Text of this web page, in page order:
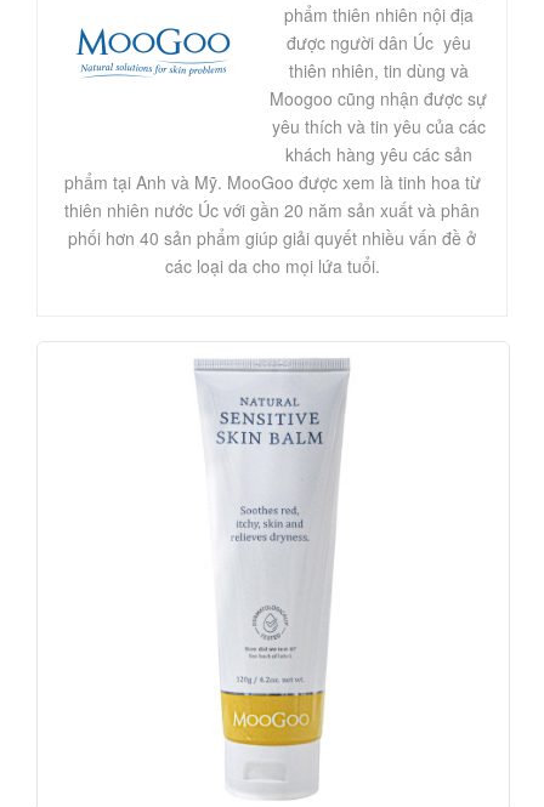
phẩm thiên nhiên nội địa
được người dân Úc yêu
thiên nhiên, tin dùng và
Moogoo cũng nhận được sự
yêu thích và tin yêu của các
khách hàng yêu các sản
phẩm tại Anh và Mỹ. MooGoo được xem là tinh hoa từ
thiên nhiên nước Úc với gần 20 năm sản xuất và phân
phối hơn 40 sản phẩm giúp giải quyết nhiều vấn đề ở
các loại da cho mọi lứa tuổi.